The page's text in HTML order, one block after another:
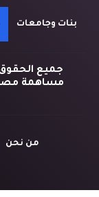
بنات وجامعات
جميع
مساهمة
من نحن